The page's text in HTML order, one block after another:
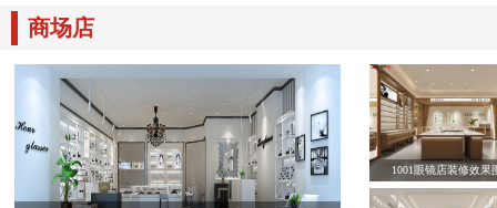
商场店
1001眼镜店装修效果